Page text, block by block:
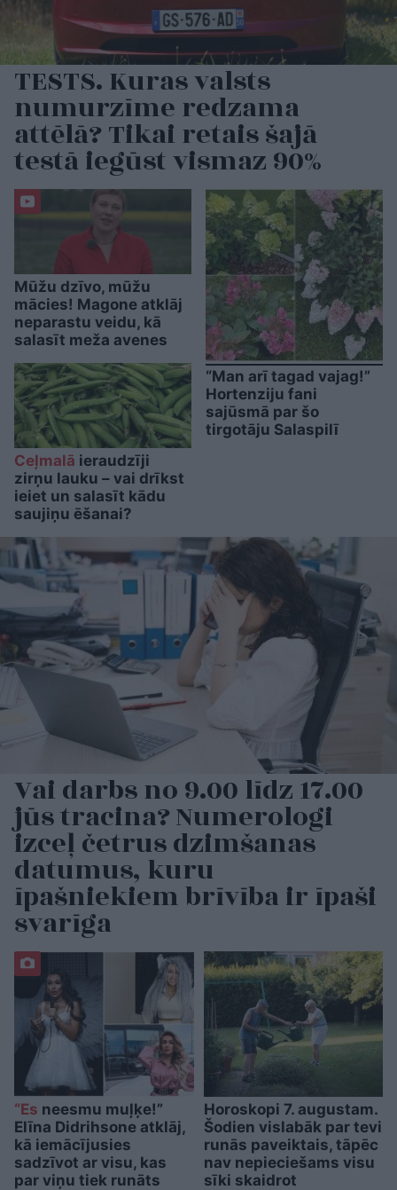
TESTS. Kuras valsts
numurzīme redzama
attēlā? Tikai retais šajā
testā iegūst vismaz 90%
Mūžu dzīvo, mūžu
mācies! Magone atklāj
neparastu veidu, kā
salasīt meža avenes
Ceļmalā ieraudzīji
zirņu lauku – vai drīkst
ieiet un salasīt kādu
saujiņu ēšanai?
“Man arī tagad vajag!”
Hortenziju fani
sajūsmā par šo
tirgotāju Salaspilī
Vai darbs no 9.00 līdz 17.00
jūs tracina? Numerologi
izceļ četrus dzimšanas
datumus, kuru
īpašniekiem brīvība ir īpaši
svarīga
“Es neesmu muļķe!”
Elīna Didrihsone atklāj,
kā iemācījusies
sadzīvot ar visu, kas
par viņu tiek runāts
Horoskopi 7. augustam.
Šodien vislabāk par tevi
runās paveiktais, tāpēc
nav nepieciešams visu
sīki skaidrot